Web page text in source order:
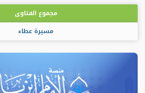
مجموع الفتاوى
مسيرة عطاء